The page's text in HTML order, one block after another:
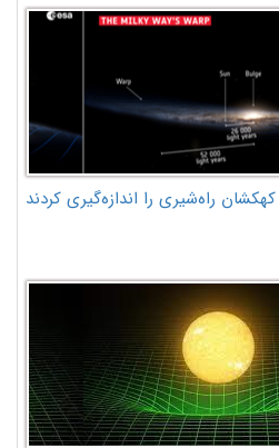
راه‌شیری را اندازه‌گیری کردند